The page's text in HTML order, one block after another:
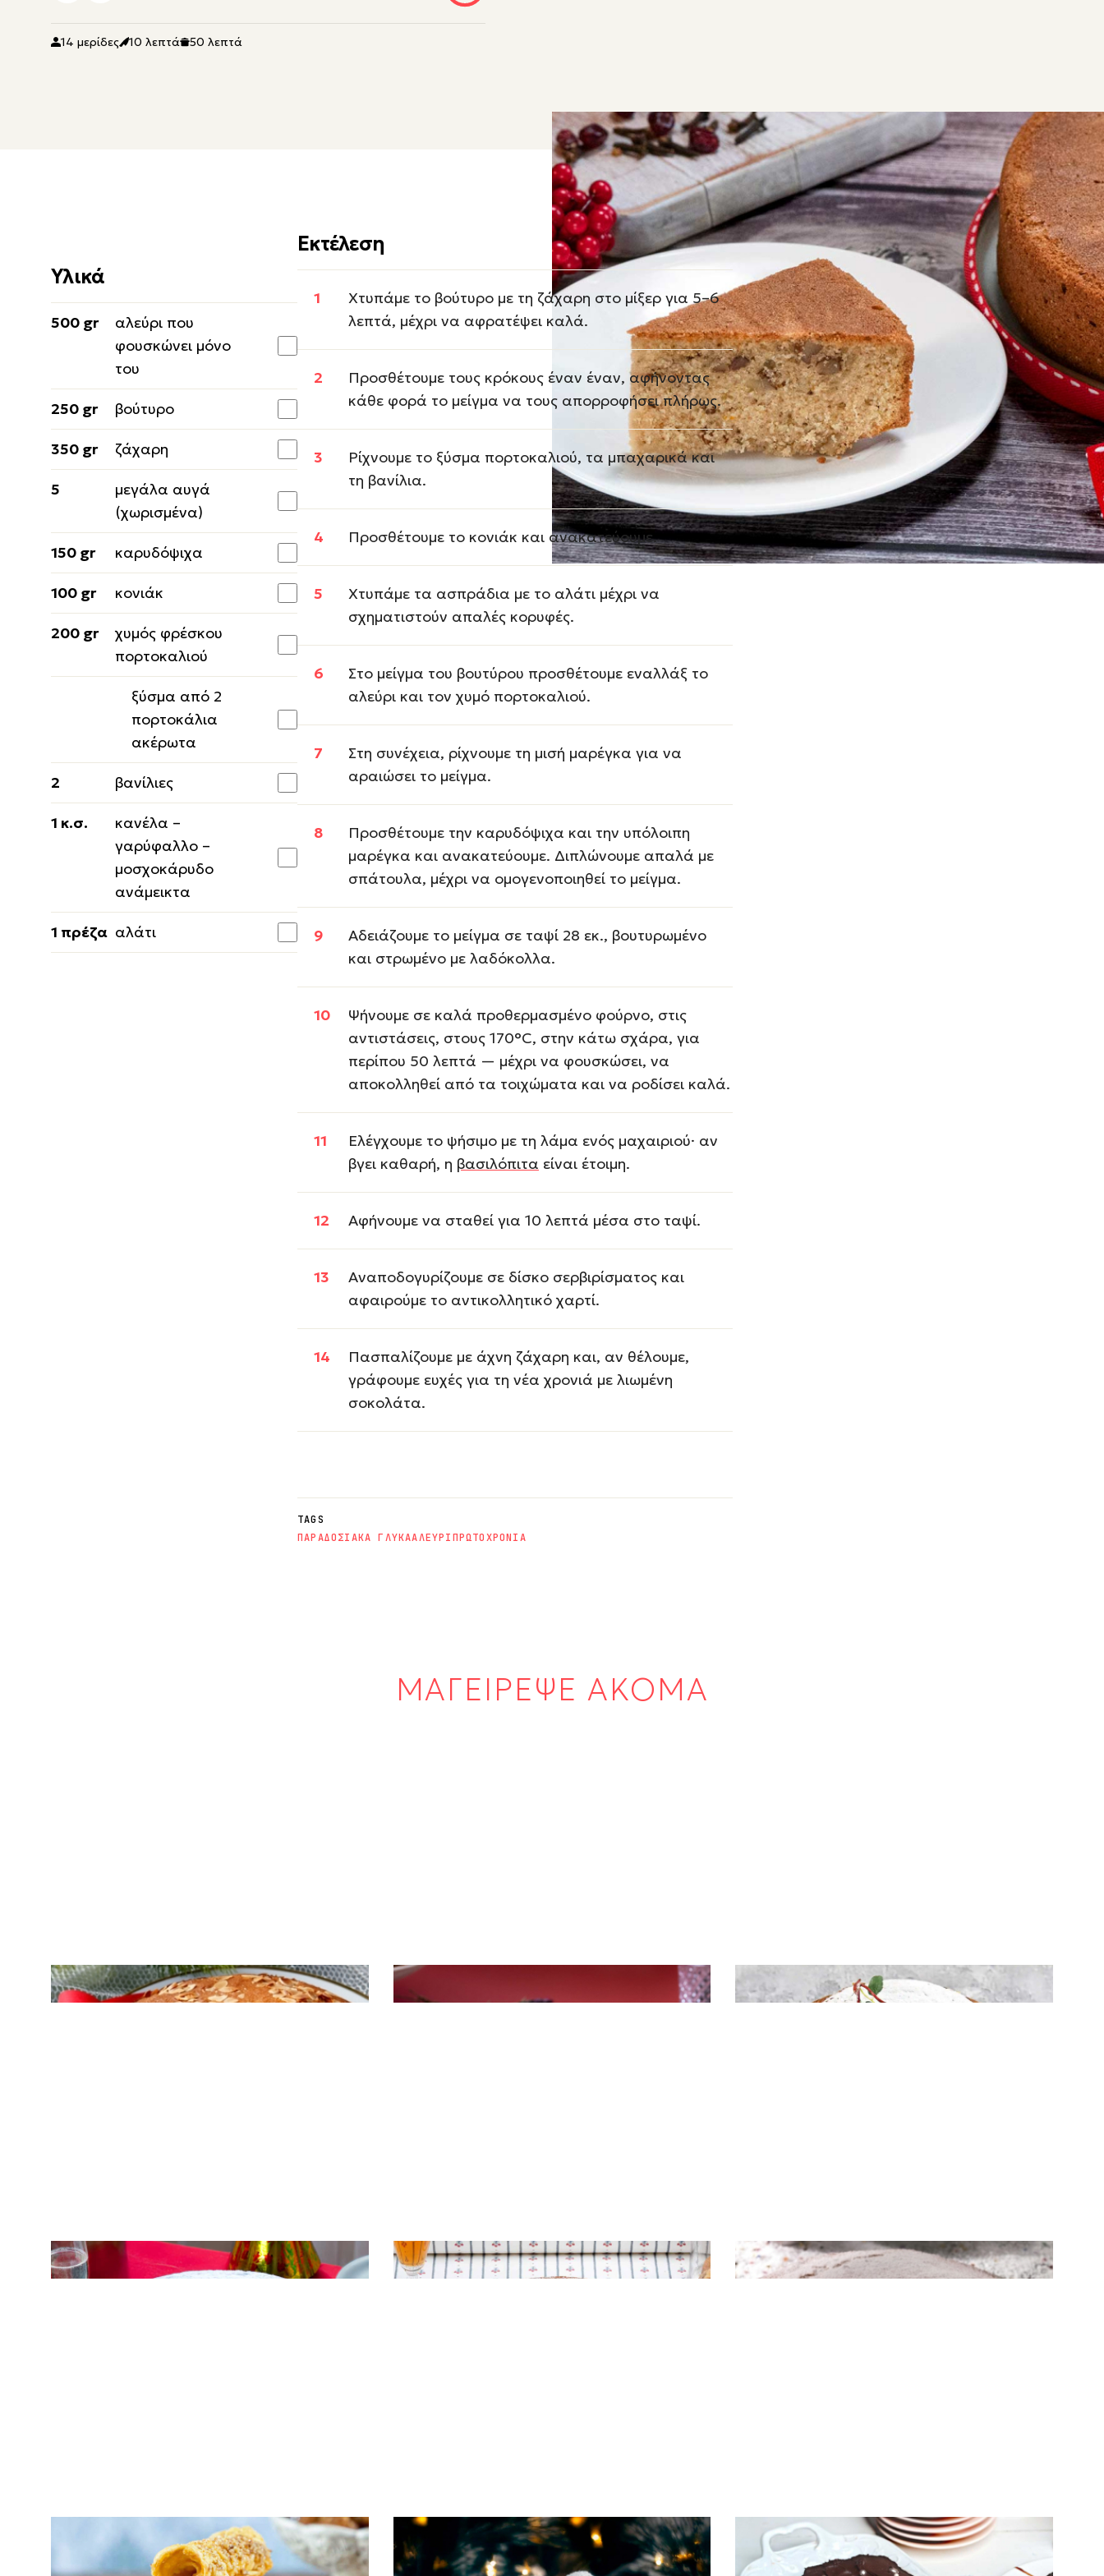
14 μερίδες 10 λεπτά 50 λεπτά
Υλικά
500 gr
αλεύρι που
φουσκώνει μόνο
του
250 gr βούτυρο
350 gr ζάχαρη
5
μεγάλα αυγά
(χωρισμένα)
150 gr καρυδόψιχα
100 gr κονιάκ
200 gr
χυμός φρέσκου
πορτοκαλιού
ξύσμα από 2
πορτοκάλια
ακέρωτα
2 βανίλιες
1 κ.σ.
κανέλα –
γαρύφαλλο –
μοσχοκάρυδο
ανάμεικτα
1 πρέζα αλάτι
Εκτέλεση
Χτυπάμε το βούτυρο με τη ζάχαρη στο μίξερ για 5–6
λεπτά, μέχρι να αφρατέψει καλά.
Προσθέτουμε τους κρόκους έναν έναν, αφήνοντας
κάθε φορά το μείγμα να τους απορροφήσει πλήρως.
Ρίχνουμε το ξύσμα πορτοκαλιού, τα μπαχαρικά και
τη βανίλια.
Προσθέτουμε το κονιάκ και ανακατεύουμε.
Χτυπάμε τα ασπράδια με το αλάτι μέχρι να
σχηματιστούν απαλές κορυφές.
Στο μείγμα του βουτύρου προσθέτουμε εναλλάξ το
αλεύρι και τον χυμό πορτοκαλιού.
Στη συνέχεια, ρίχνουμε τη μισή μαρέγκα για να
αραιώσει το μείγμα.
Προσθέτουμε την καρυδόψιχα και την υπόλοιπη
μαρέγκα και ανακατεύουμε. Διπλώνουμε απαλά με
σπάτουλα, μέχρι να ομογενοποιηθεί το μείγμα.
Αδειάζουμε το μείγμα σε ταψί 28 εκ., βουτυρωμένο
και στρωμένο με λαδόκολλα.
Ψήνουμε σε καλά προθερμασμένο φούρνο, στις
αντιστάσεις, στους 170°C, στην κάτω σχάρα, για
περίπου 50 λεπτά — μέχρι να φουσκώσει, να
αποκολληθεί από τα τοιχώματα και να ροδίσει καλά.
Ελέγχουμε το ψήσιμο με τη λάμα ενός μαχαιριού· αν
βγει καθαρή, η βασιλόπιτα είναι έτοιμη.
Αφήνουμε να σταθεί για 10 λεπτά μέσα στο ταψί.
Αναποδογυρίζουμε σε δίσκο σερβιρίσματος και
αφαιρούμε το αντικολλητικό χαρτί.
Πασπαλίζουμε με άχνη ζάχαρη και, αν θέλουμε,
γράφουμε ευχές για τη νέα χρονιά με λιωμένη
σοκολάτα.
TAGS
ΠΑΡΑΔΟΣΙΑΚΑ ΓΛΥΚΑΑΛΕΥΡΙΠΡΩΤΟΧΡΟΝΙΑ
ΜΑΓΕΙΡΕΨΕ ΑΚΟΜΑ
Παραδοσιακή βασιλόπιτα
ΓΛΥΚΑ
Βασιλόπιτα κέικ με γλάσο
ΠΑΡΑΔΟΣΙΑΚΑ ΓΛΥΚΑ
Βασιλόπιτα Πολίτικη
Βασιλόπιτα τσουρέκι παραδοσιακή
ΠΑΡΑΔΟΣΙΑΚΑ ΓΛΥΚΑ
Βασιλόπιτα με πορτοκάλι
ΠΑΡΑΔΟΣΙΑΚΑ ΓΛΥΚΑ
Βασιλόπιτα καρυδάτη
ΓΛΥΚΑ
Δίπλες Κουραμπιέδες
ΠΑΡΑΔΟΣΙΑΚΑ ΓΛΥΚΑ
Κορμός Χριστουγέννων με παντεσπάνι
σοκολάτας
ΤΟΥΡΤΕΣ & ΚΟΡΜΟΙ